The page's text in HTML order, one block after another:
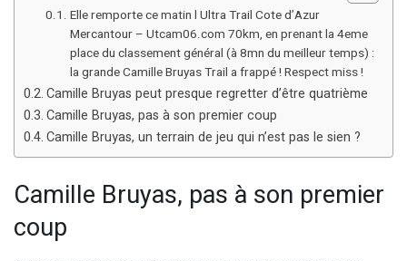
Elle remporte ce matin l Ultra Trail Cote d’Azur
Mercantour – Utcam06.com 70km, en prenant la 4eme
place du classement général (à 8mn du meilleur temps) :
la grande Camille Bruyas Trail a frappé ! Respect miss !
Camille Bruyas peut presque regretter d’être quatrième
Camille Bruyas, pas à son premier coup
Camille Bruyas, un terrain de jeu qui n’est pas le sien ?
Camille Bruyas, pas à son premier
coup